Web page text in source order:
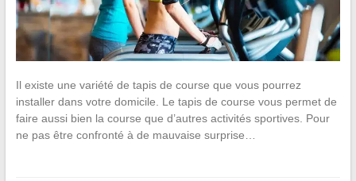
Il existe une variété de tapis de course que vous pourrez
installer dans votre domicile. Le tapis de course vous permet de
faire aussi bien la course que d’autres activités sportives. Pour
ne pas être confronté à de mauvaise surprise…